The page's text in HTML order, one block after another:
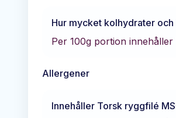
Hur mycket kolhydrater
Per 100g portion innehåller
Allergener
Innehåller Torsk ryggfilé